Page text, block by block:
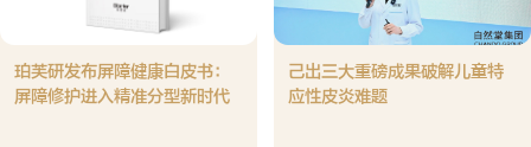
珀芙研发布屏障健康白皮书：
屏障修护进入精准分型新时代
己出三大重磅成果破解儿童特
应性皮炎难题